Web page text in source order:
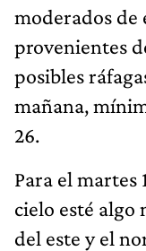
moderados de
provenientes
posibles
mañana,
26.
Para el martes
cielo esté algo
del este y el